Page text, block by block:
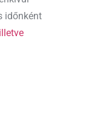
időnként